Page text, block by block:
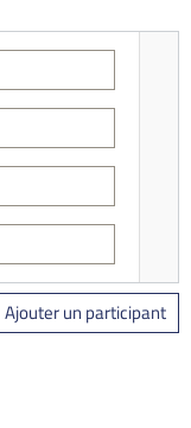
Ajouter un participant